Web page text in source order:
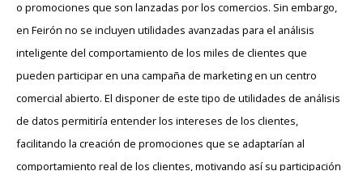
o promociones que son lanzadas por los comercios. Sin embargo,
en Feirón no se incluyen utilidades avanzadas para el análisis
inteligente del comportamiento de los miles de clientes que
pueden participar en una campaña de marketing en un centro
comercial abierto. El disponer de este tipo de utilidades de análisis
de datos permitiría entender los intereses de los clientes,
facilitando la creación de promociones que se adaptarían al
comportamiento real de los clientes, motivando así su participación